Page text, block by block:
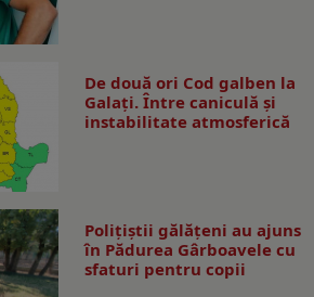
De două ori Cod galben la
Galaţi. Între caniculă şi
instabilitate atmosferică
Polițiștii gălățeni au ajuns
în Pădurea Gârboavele cu
sfaturi pentru copii